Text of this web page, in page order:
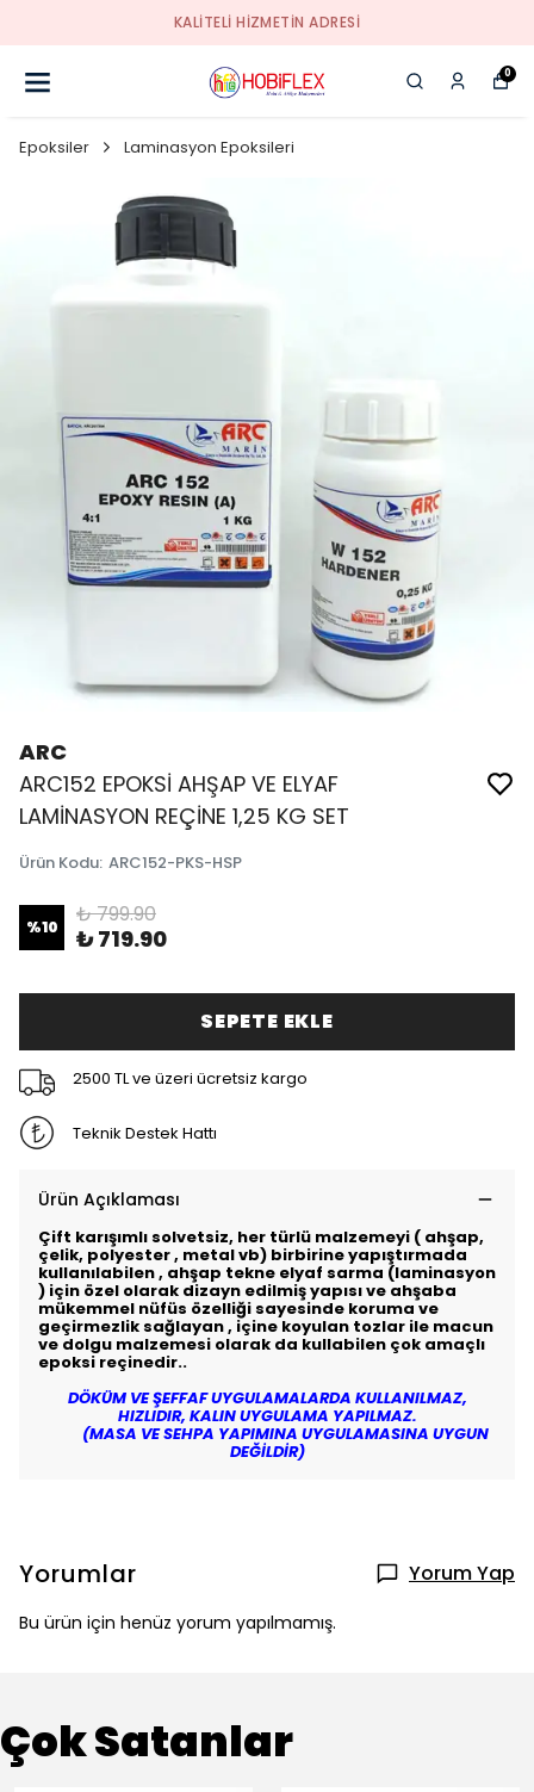
KALİTELİ HİZMETİN ADRESİ
0
Epoksiler Laminasyon Epoksileri
ARC
ARC152 EPOKSİ AHŞAP VE ELYAF
LAMİNASYON REÇİNE 1,25 KG SET
Ürün Kodu: ARC152-PKS-HSP
%10 ₺ 799.90
₺ 719.90
SEPETE EKLE
2500 TL ve üzeri ücretsiz kargo
Teknik Destek Hattı
Ürün Açıklaması
Çift karışımlı solvetsiz, her türlü malzemeyi ( ahşap,
çelik, polyester , metal vb) birbirine yapıştırmada
kullanılabilen , ahşap tekne elyaf sarma (laminasyon
) için özel olarak dizayn edilmiş yapısı ve ahşaba
mükemmel nüfüs özelliği sayesinde koruma ve
geçirmezlik sağlayan , içine koyulan tozlar ile macun
ve dolgu malzemesi olarak da kullabilen çok amaçlı
epoksi reçinedir..
DÖKÜM VE ŞEFFAF UYGULAMALARDA KULLANILMAZ,
HIZLIDIR, KALIN UYGULAMA YAPILMAZ.
(MASA VE SEHPA YAPIMINA UYGULAMASINA UYGUN
DEĞİLDİR)
Yorumlar Yorum Yap
Bu ürün için henüz yorum yapılmamış.
Çok Satanlar